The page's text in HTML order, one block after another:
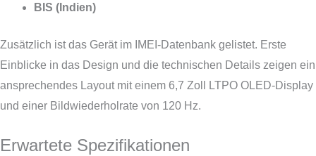
BIS (Indien)
Zusätzlich ist das Gerät im IMEI-Datenbank gelistet. Erste
Einblicke in das Design und die technischen Details zeigen ein
ansprechendes Layout mit einem 6,7 Zoll LTPO OLED-Display
und einer Bildwiederholrate von 120 Hz.
Erwartete Spezifikationen